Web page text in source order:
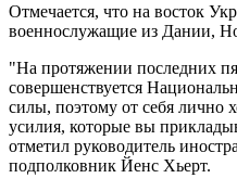
Отмечается, что на восток
военнослужащие из Дании,
"На протяжении последних
совершенствуется
силы, поэтому от себя лично
усилия, которые вы
отметил руководитель
подполковник Йенс Хьерт.